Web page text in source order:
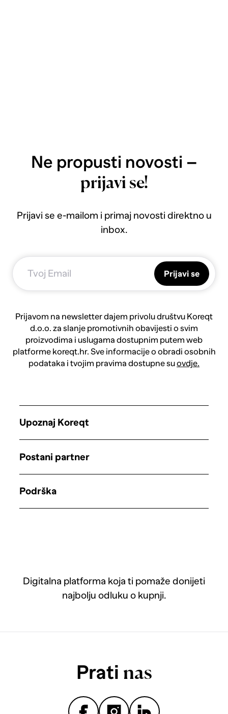
Ne propusti novosti –
prijavi se!
Prijavi se e-mailom i primaj novosti direktno u
inbox.
Prijavi se
Prijavom na newsletter dajem privolu društvu Koreqt
d.o.o. za slanje promotivnih obavijesti o svim
proizvodima i uslugama dostupnim putem web
platforme koreqt.hr. Sve informacije o obradi osobnih
podataka i tvojim pravima dostupne suovdje.
Digitalna platforma koja ti pomaže donijeti
najbolju odluku o kupnji.
Upoznaj Koreqt
Postani partner
Podrška
Prati nas